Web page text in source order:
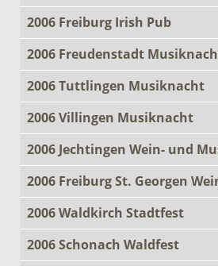
2006 Freiburg Irish Pub
2006 Freudenstadt
2006 Tuttlingen Musiknacht
2006 Villingen Musiknacht
2006 Jechtingen Wein- und
2006 Freiburg St. Georgen
2006 Waldkirch Stadtfest
2006 Schonach Waldfest